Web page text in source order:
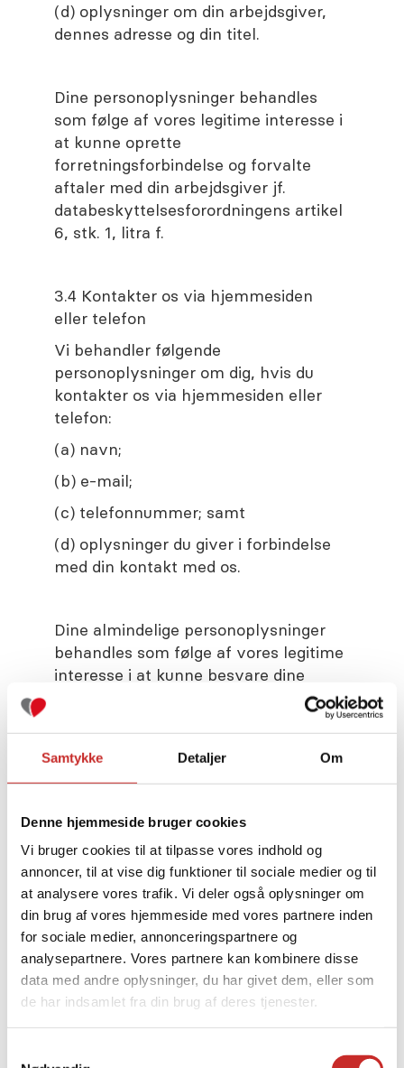
Samtykke Detaljer Om
Denne hjemmeside bruger cookies
Vi bruger cookies til at tilpasse vores indhold og
annoncer, til at vise dig funktioner til sociale medier og til
at analysere vores trafik. Vi deler også oplysninger om
din brug af vores hjemmeside med vores partnere inden
for sociale medier, annonceringspartnere og
analysepartnere. Vores partnere kan kombinere disse
data med andre oplysninger, du har givet dem, eller som
de har indsamlet fra din brug af deres tjenester.
(d) oplysninger om din arbejdsgiver,
dennes adresse og din titel.
Dine personoplysninger behandles
som følge af vores legitime interesse i
at kunne oprette
forretningsforbindelse og forvalte
aftaler med din arbejdsgiver jf.
databeskyttelsesforordningens artikel
6, stk. 1, litra f.
3.4 Kontakter os via hjemmesiden
eller telefon
Vi behandler følgende
personoplysninger om dig, hvis du
kontakter os via hjemmesiden eller
telefon:
(a) navn;
(b) e-mail;
(c) telefonnummer; samt
(d) oplysninger du giver i forbindelse
med din kontakt med os.
Dine almindelige personoplysninger
behandles som følge af vores legitime
interesse i at kunne besvare dine
6, stk. 1, litra f.
markedsføring
Vi behandler følgende
personoplysninger om dig, hvis du
samtykker til brug af dine oplysninger
i forbindelse med markedsføring:
(a) navn;
(b) e-mail;